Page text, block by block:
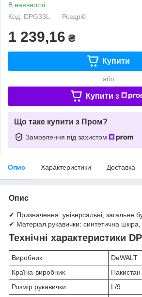
В наявності
Код: DPG33L
Роздріб
1 239,16 ₴
Купити
або
Купити з
Що таке купити з Пром?
Замовлення під захистом
Опис Характеристики Доставка
Опис
✔ Призначення: універсальні, загальне
✔ Матеріал рукавички: синтетична
Технічні характеристики
Виробник
DeWALT
Країна-виробник
Пакистан
Розмір рукавички
L/9